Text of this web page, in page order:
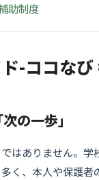
助制度
-ココな
の一歩」
はありません。
く、本人や保護